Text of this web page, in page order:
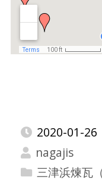
2020-01-26
nagajis
三津浜煉瓦